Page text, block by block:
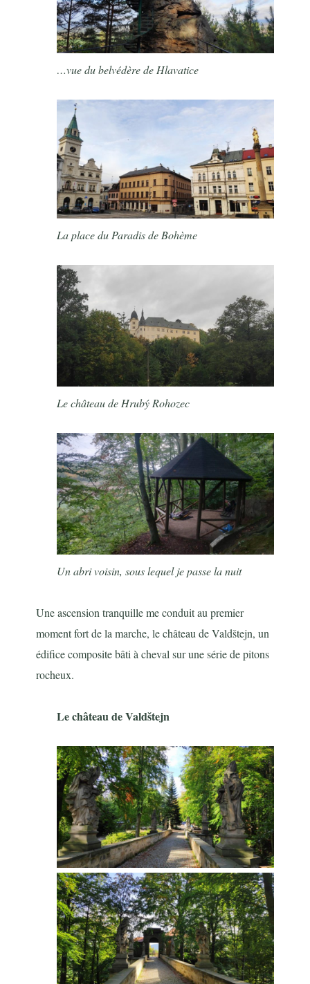
…vue du belvédère de Hlavatice
La place du Paradis de Bohème
Le château de Hrubý Rohozec
Un abri voisin, sous lequel je passe la nuit
Une ascension tranquille me conduit au premier
moment fort de la marche, le château de Valdštejn, un
édifice composite bâti à cheval sur une série de pitons
rocheux.
Le château de Valdštejn